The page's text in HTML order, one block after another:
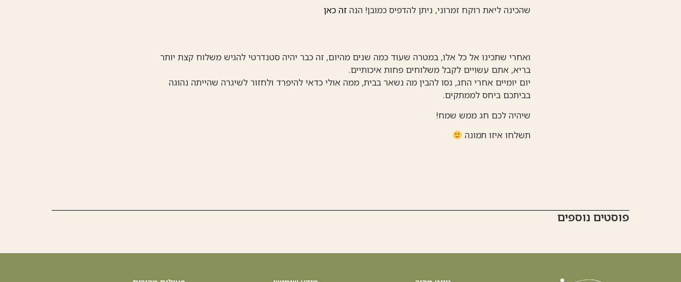
שהכינה ליאת רוקח זמרוני, ניתן להדפיס כמובן! הנה זה כאן
ואחרי שתכינו אל כל אלו, במטרה שעוד כמה שנים מהיום, זה כבר יהיה סטנדרטי להגיש משלוח קצת יותר
בריא, אתם עשויים לקבל משלוחים פחות איכותיים.
יום יומיים אחרי החג, נסו להבין מה נשאר בבית, ממה אולי כדאי להיפרד ולחזור לשיגרה שהייתה נהוגה
בביתכם ביחס לממתקים.
שיהיה לכם חג ממש שמח!
תשלחו איזו תמונה
פוסטים נוספים